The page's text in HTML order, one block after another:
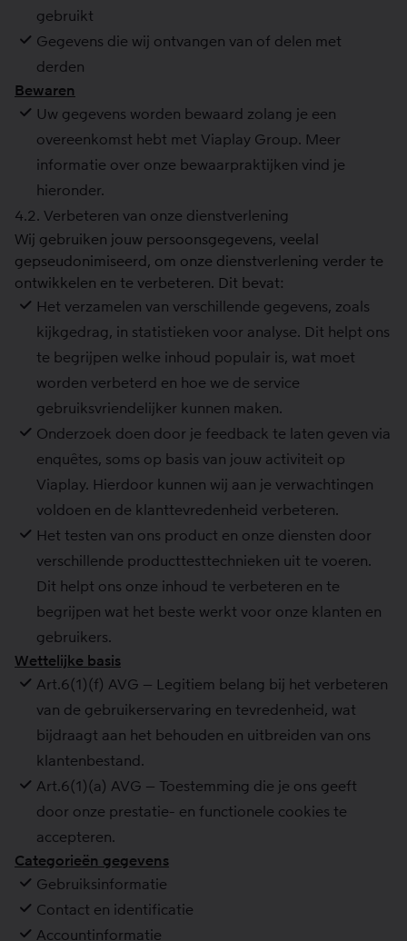
gebruikt
Gegevens die wij ontvangen van of delen met
derden
Bewaren
Uw gegevens worden bewaard zolang je een
overeenkomst hebt met Viaplay Group. Meer
informatie over onze bewaarpraktijken vind je
hieronder.
4.2. Verbeteren van onze dienstverlening
Wij gebruiken jouw persoonsgegevens, veelal
gepseudonimiseerd, om onze dienstverlening verder te
ontwikkelen en te verbeteren. Dit bevat:
Het verzamelen van verschillende gegevens, zoals
kijkgedrag, in statistieken voor analyse. Dit helpt ons
te begrijpen welke inhoud populair is, wat moet
worden verbeterd en hoe we de service
gebruiksvriendelijker kunnen maken.
Onderzoek doen door je feedback te laten geven via
enquêtes, soms op basis van jouw activiteit op
Viaplay. Hierdoor kunnen wij aan je verwachtingen
voldoen en de klanttevredenheid verbeteren.
Het testen van ons product en onze diensten door
verschillende producttesttechnieken uit te voeren.
Dit helpt ons onze inhoud te verbeteren en te
begrijpen wat het beste werkt voor onze klanten en
gebruikers.
Wettelijke basis
Art.6(1)(f) AVG – Legitiem belang bij het verbeteren
van de gebruikerservaring en tevredenheid, wat
bijdraagt aan het behouden en uitbreiden van ons
klantenbestand.
Art.6(1)(a) AVG – Toestemming die je ons geeft
door onze prestatie- en functionele cookies te
accepteren.
Categorieën gegevens
Gebruiksinformatie
Contact en identificatie
Accountinformatie